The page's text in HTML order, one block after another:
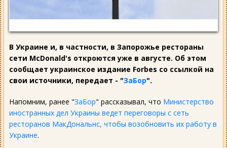
В Украине и, в частности, в Запорожье рестораны
сети McDonald's откроются уже в августе. Об этом
сообщает украинское издание Forbes со ссылкой на
свои источники, передает - "ЗаБор".
Напомним, ранее "ЗаБор" рассказывал, что Министерство
иностранных дел Украины ведет переговоры с сеть
ресторанов МакДональнс, чтобы возобновить их работу в
Украине.